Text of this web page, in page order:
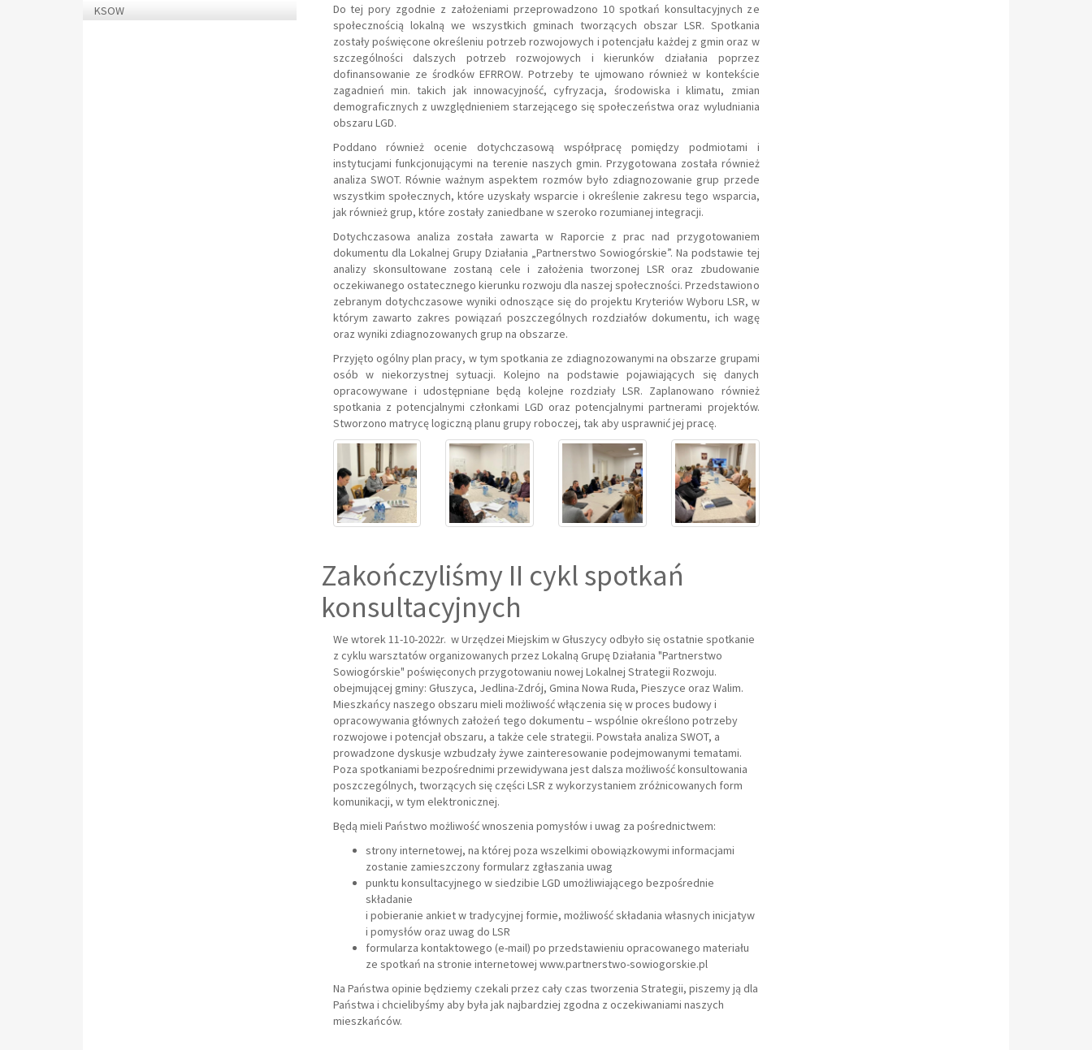
KSOW
Do tej pory zgodnie z założeniami przeprowadzono 10 spotkań konsultacyjnych ze
społecznością lokalną we wszystkich gminach tworzących obszar LSR. Spotkania
zostały poświęcone określeniu potrzeb rozwojowych i potencjału każdej z gmin oraz w
szczególności dalszych potrzeb rozwojowych i kierunków działania poprzez
dofinansowanie ze środków EFRROW. Potrzeby te ujmowano również w kontekście
zagadnień min. takich jak innowacyjność, cyfryzacja, środowiska i klimatu, zmian
demograficznych z uwzględnieniem starzejącego się społeczeństwa oraz wyludniania
obszaru LGD.
Poddano również ocenie dotychczasową współpracę pomiędzy podmiotami i
instytucjami funkcjonującymi na terenie naszych gmin. Przygotowana została również
analiza SWOT. Równie ważnym aspektem rozmów było zdiagnozowanie grup przede
wszystkim społecznych, które uzyskały wsparcie i określenie zakresu tego wsparcia,
jak również grup, które zostały zaniedbane w szeroko rozumianej integracji.
Dotychczasowa analiza została zawarta w Raporcie z prac nad przygotowaniem
dokumentu dla Lokalnej Grupy Działania „Partnerstwo Sowiogórskie”. Na podstawie tej
analizy skonsultowane zostaną cele i założenia tworzonej LSR oraz zbudowanie
oczekiwanego ostatecznego kierunku rozwoju dla naszej społeczności. Przedstawiono
zebranym dotychczasowe wyniki odnoszące się do projektu Kryteriów Wyboru LSR, w
którym zawarto zakres powiązań poszczególnych rozdziałów dokumentu, ich wagę
oraz wyniki zdiagnozowanych grup na obszarze.
Przyjęto ogólny plan pracy, w tym spotkania ze zdiagnozowanymi na obszarze grupami
osób w niekorzystnej sytuacji. Kolejno na podstawie pojawiających się danych
opracowywane i udostępniane będą kolejne rozdziały LSR. Zaplanowano również
spotkania z potencjalnymi członkami LGD oraz potencjalnymi partnerami projektów.
Stworzono matrycę logiczną planu grupy roboczej, tak aby usprawnić jej pracę.
Zakończyliśmy II cykl spotkań
konsultacyjnych
We wtorek 11-10-2022r. w Urzędzei Miejskim w Głuszycy odbyło się ostatnie spotkanie
z cyklu warsztatów organizowanych przez Lokalną Grupę Działania "Partnerstwo
Sowiogórskie" poświęconych przygotowaniu nowej Lokalnej Strategii Rozwoju.
obejmującej gminy: Głuszyca, Jedlina-Zdrój, Gmina Nowa Ruda, Pieszyce oraz Walim.
Mieszkańcy naszego obszaru mieli możliwość włączenia się w proces budowy i
opracowywania głównych założeń tego dokumentu – wspólnie określono potrzeby
rozwojowe i potencjałobszaru, a także cele strategii. Powstała analiza SWOT, a
prowadzone dyskusje wzbudzały żywe zainteresowanie podejmowanymi tematami.
Poza spotkaniami bezpośrednimi przewidywana jest dalsza możliwość konsultowania
poszczególnych, tworzących się części LSR z wykorzystaniem zróżnicowanych form
komunikacji, w tym elektronicznej.
Będą mieli Państwo możliwość wnoszenia pomysłów i uwag za pośrednictwem:
strony internetowej, na której poza wszelkimi obowiązkowymi informacjami
zostanie zamieszczony formularz zgłaszania uwag
punktu konsultacyjnego w siedzibie LGD umożliwiającego bezpośrednie
składanie
i pobieranie ankiet w tradycyjnej formie, możliwość składania własnych inicjatyw
i pomysłów oraz uwag do LSR
formularza kontaktowego (e-mail) po przedstawieniu opracowanego materiału
ze spotkań na stronie internetowej www.partnerstwo-sowiogorskie.pl
Na Państwa opinie będziemy czekali przez cały czas tworzenia Strategii, piszemy ją dla
Państwa i chcielibyśmy aby była jak najbardziej zgodna z oczekiwaniami naszych
mieszkańców.